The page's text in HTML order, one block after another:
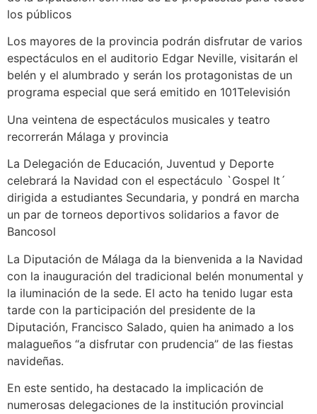
los públicos
Los mayores de la provincia podrán disfrutar de varios
espectáculos en el auditorio Edgar Neville, visitarán el
belén y el alumbrado y serán los protagonistas de un
programa especial que será emitido en 101Televisión
Una veintena de espectáculos musicales y teatro
recorrerán Málaga y provincia
La Delegación de Educación, Juventud y Deporte
celebrará la Navidad con el espectáculo `Gospel It´
dirigida a estudiantes Secundaria, y pondrá en marcha
un par de torneos deportivos solidarios a favor de
Bancosol
La Diputación de Málaga da la bienvenida a la Navidad
con la inauguración del tradicional belén monumental y
la iluminación de la sede. El acto ha tenido lugar esta
tarde con la participación del presidente de la
Diputación, Francisco Salado, quien ha animado a los
malagueños “a disfrutar con prudencia” de las fiestas
navideñas.
En este sentido, ha destacado la implicación de
numerosas delegaciones de la institución provincial